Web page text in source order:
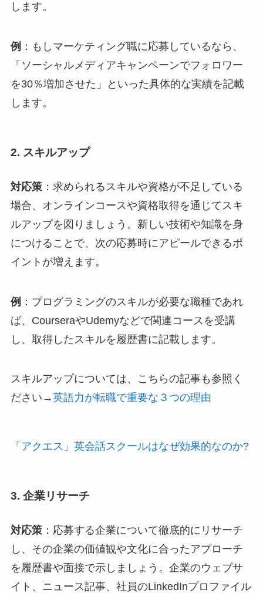
します。
例 ：もしマーケティング職に応募しているなら、
「ソーシャルメディアキャンペーンでフォロワー
を30％増加させた」といった具体的な実績を記載
します。
2. スキルアップ
対応策：求められるスキルや資格が不足している
場合、オンラインコースや資格取得を通じてスキ
ルアップを図りましょう。新しい技術や知識を身
につけることで、次の応募時にアピールできるポ
イントが増えます。
例 ：プログラミングのスキルが必要な職種であれ
ば、CourseraやUdemyなどで関連コースを受講
し、取得したスキルを履歴書に記載します。
スキルアップについては、こちらの記事も参照く
ださい→英語力が転職で重要な３つの理由
「アクエス」英会話スクールはなぜ効果的なのか?
3. 企業リサーチ
対応策：応募する企業について徹底的にリサーチ
し、その企業の価値観や文化に合ったアプローチ
を履歴書や面接で示しましょう。企業のウェブサ
イト、ニュース記事、社員のLinkedInプロファイル